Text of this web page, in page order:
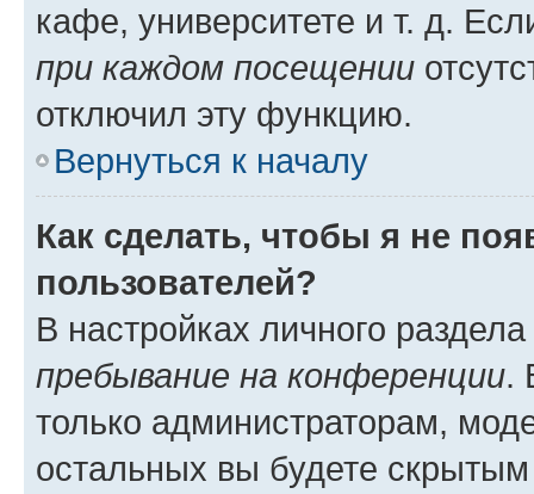
кафе, университете и т. д.
при каждом посещении
отключил эту функцию.
Вернуться к началу
Как сделать, чтобы я не
пользователей?
В настройках личного
пребывание на конференции.
только администраторам,
остальных вы будете